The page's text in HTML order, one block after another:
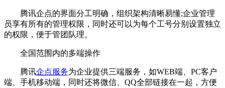
腾讯企点的界面分工明确，组织架构清晰易懂;企业管理
员享有所有的管理权限，同时还可以为每个工号分别设置独立
的权限，便于管团队理。
全国范围内的多端操作
腾讯企点服务为企业提供三端服务，如WEB端、PC客户
端、手机移动端，同时还将微信、QQ全部链接在一起，方便